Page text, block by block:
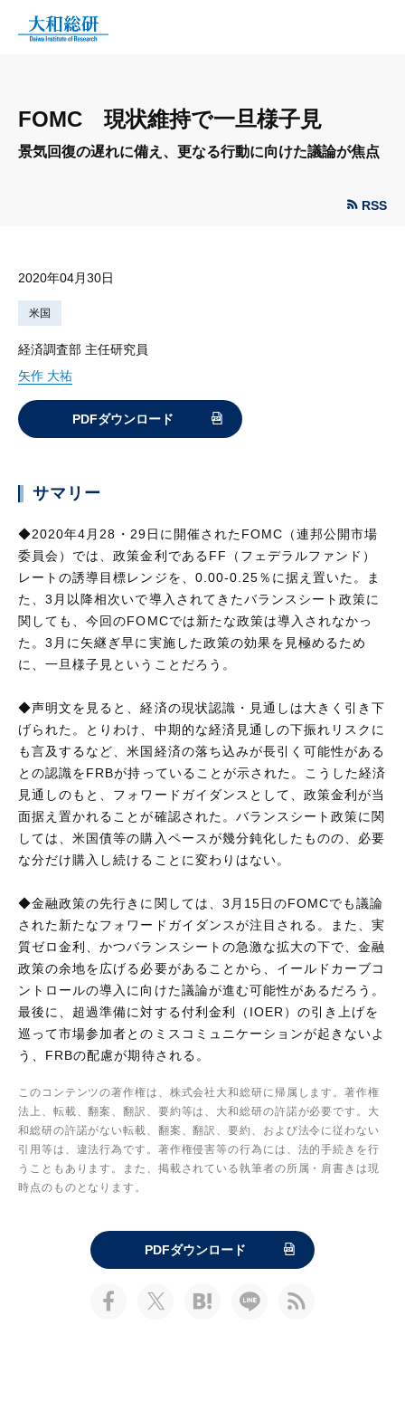
FOMC 現状維持で一旦様子見
景気回復の遅れに備え、更なる行動に向けた議論が焦点
RSS
2020年04月30日
米国
経済調査部 主任研究員
矢作 大祐
PDFダウンロード
サマリー
◆2020年4月28・29日に開催されたFOMC（連邦公開市場
委員会）では、政策金利であるFF（フェデラルファンド）
レートの誘導目標レンジを、0.00-0.25％に据え置いた。ま
た、3月以降相次いで導入されてきたバランスシート政策に
関しても、今回のFOMCでは新たな政策は導入されなかっ
た。3月に矢継ぎ早に実施した政策の効果を見極めるため
に、一旦様子見ということだろう。
◆声明文を見ると、経済の現状認識・見通しは大きく引き下
げられた。とりわけ、中期的な経済見通しの下振れリスクに
も言及するなど、米国経済の落ち込みが長引く可能性がある
との認識をFRBが持っていることが示された。こうした経済
見通しのもと、フォワードガイダンスとして、政策金利が当
面据え置かれることが確認された。バランスシート政策に関
しては、米国債等の購入ペースが幾分鈍化したものの、必要
な分だけ購入し続けることに変わりはない。
◆金融政策の先行きに関しては、3月15日のFOMCでも議論
された新たなフォワードガイダンスが注目される。また、実
質ゼロ金利、かつバランスシートの急激な拡大の下で、金融
政策の余地を広げる必要があることから、イールドカーブコ
ントロールの導入に向けた議論が進む可能性があるだろう。
最後に、超過準備に対する付利金利（IOER）の引き上げを
巡って市場参加者とのミスコミュニケーションが起きないよ
う、FRBの配慮が期待される。
このコンテンツの著作権は、株式会社大和総研に帰属します。著作権
法上、転載、翻案、翻訳、要約等は、大和総研の許諾が必要です。大
和総研の許諾がない転載、翻案、翻訳、要約、および法令に従わない
引用等は、違法行為です。著作権侵害等の行為には、法的手続きを行
うこともあります。また、掲載されている執筆者の所属・肩書きは現
時点のものとなります。
PDFダウンロード